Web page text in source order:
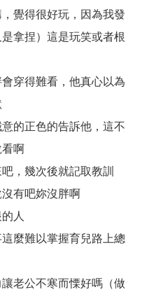
覺得很好玩，因為我發
拿捏）這是玩笑或者根
穿得難看，他真心以為
的正色的告訴他，這不
啊
，幾次後就記取教訓
有吧妳沒胖啊
人
麼難以掌握育兒路上總
老公不寒而慄好嗎（做